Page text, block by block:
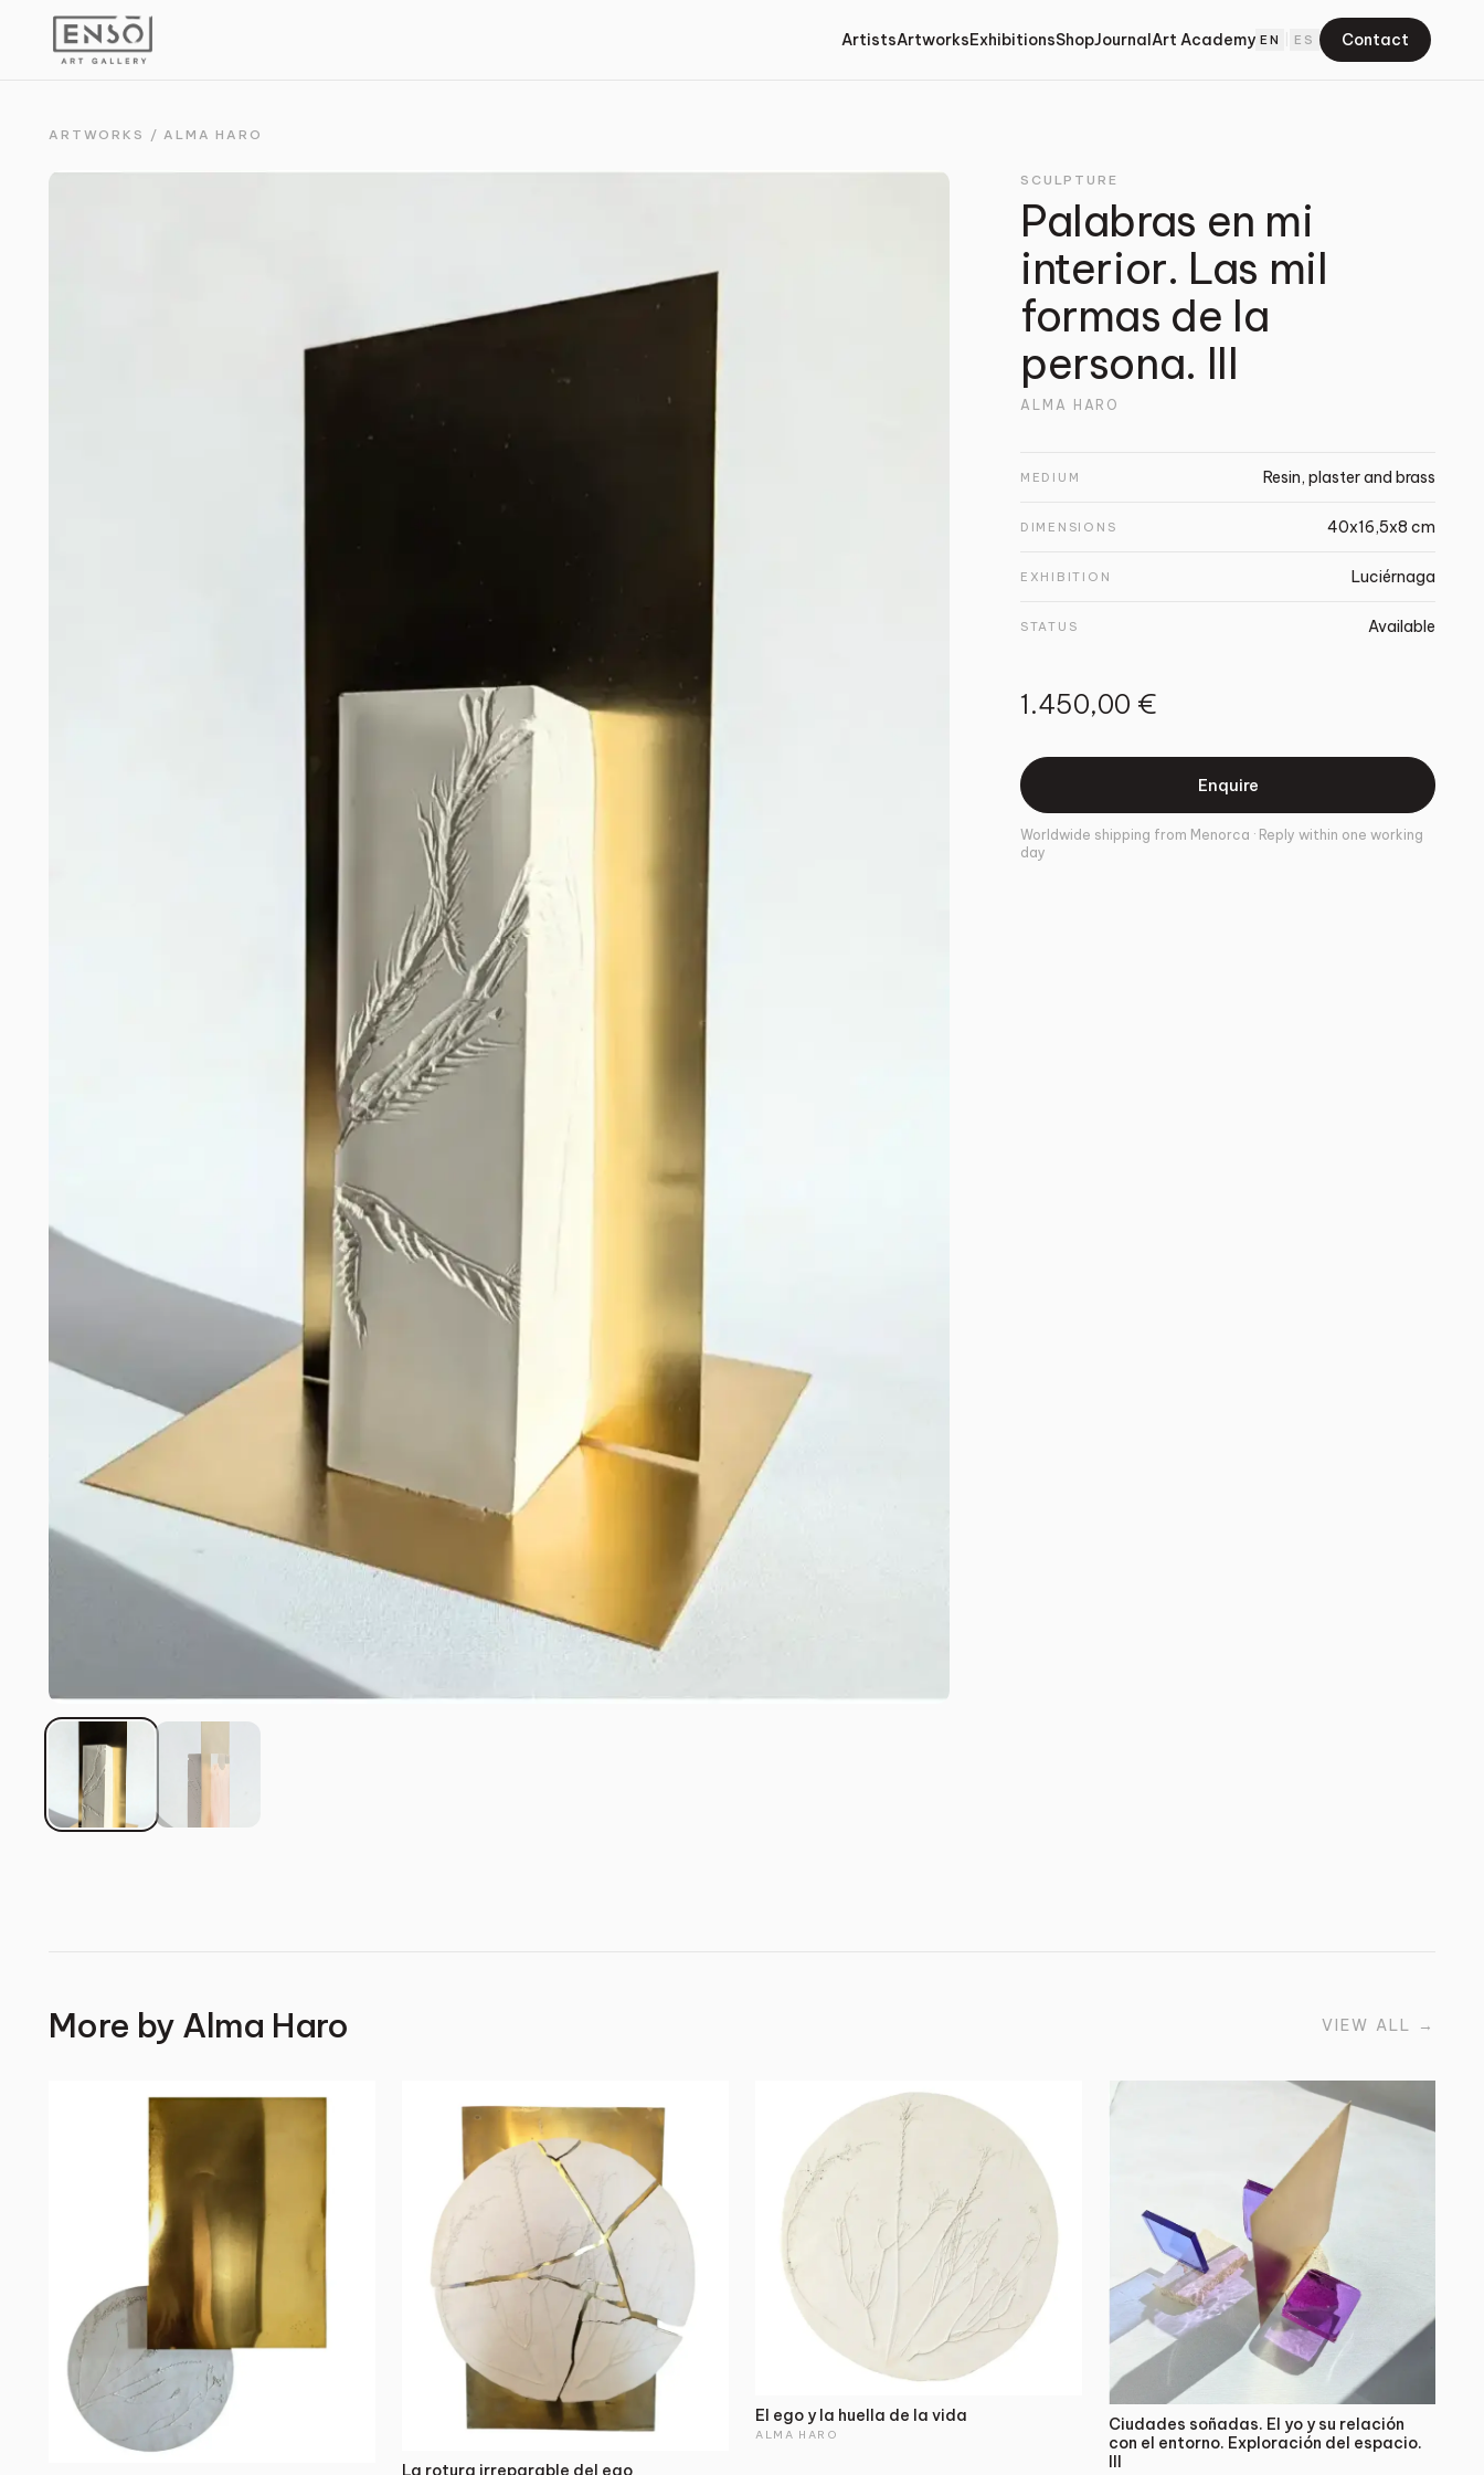
ArtistsArtworksExhibitionsShopJournalArt Academy EN ES Contact
ARTWORKS /ALMA HARO
SCULPTURE
Palabras en mi
interior. Las mil
formas de la
persona. III
ALMA HARO
MEDIUM Resin, plaster and brass
DIMENSIONS 40x16,5x8 cm
EXHIBITION Luciérnaga
STATUS Available
1.450,00 €
Enquire
Worldwide shipping from Menorca · Reply within one working
day
More by Alma Haro VIEW ALL →
La rotura irreparable del ego
El ego y la huella de la vida
ALMA HARO
Ciudades soñadas. El yo y su relación
con el entorno. Exploración del espacio.
III